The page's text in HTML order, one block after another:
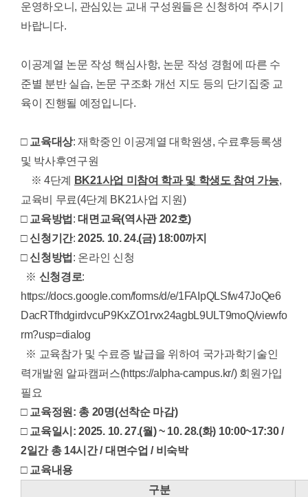
운영하오니, 관심있는 교내 구성원들은 신청하여 주시기
바랍니다.
이공계열 논문 작성 핵심사항, 논문 작성 경험에 따른 수
준별 분반 실습, 논문 구조화 개선 지도 등의 단기집중 교
육이 진행될 예정입니다.
□ 교육대상: 재학중인 이공계열 대학원생, 수료후등록생
및 박사후연구원
※ 4단계
BK21사업 미참여 학과 및 학생도 참여 가능,
교육비 무료(4단계 BK21사업 지원)
□ 교육방법 :대면교육(역사관 202호)
□신청기간:2025. 10. 24.(금) 18:00까지
□신청방법 : 온라인 신청
※ 신청경로:
https://docs.google.com/forms/d/e/1FAIpQLSfw47JoQe6
DacRTfhdgirdvcuP9KxZO1rvx24agbL9ULT9moQ/viewfo
rm?usp=dialog
※ 교육참가 및 수료증 발급을 위하여 국가과학기술인
력개발원 알파캠퍼스(https://alpha-campus.kr/)회원가입
필요
□ 교육정원: 총 20명(선착순 마감)
□ 교육일시: 2025. 10. 27.(월) ~ 10. 28.(화) 10:00~17:30 /
2일간 총 14시간 / 대면수업 / 비숙박
□ 교육내용
구분